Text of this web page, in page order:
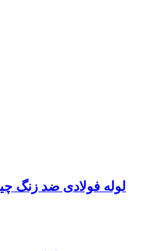
لوله فولادی ضد زنگ